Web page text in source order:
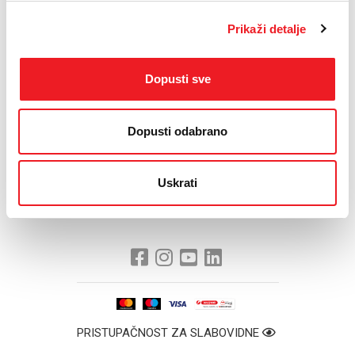
Prikaži detalje
Dopusti sve
Dopusti odabrano
Uskrati
najbolji način predstaviti u Bakuu. Vjerujem da će nastup biti
zapažen, a ono što bismo svi željeli je to da nam Maya 58.
Eurosong dovede u Bosnu i Hercegovinu”.
te nastupa u drugom polufinalu 24. svibnja. Pjesma Eurovizije je
najveći globalni medijski spektakl koji osim Europskog prvenstva u
gledalaca ispred malih ekrana.
PRISTUPAČNOST ZA SLABOVIDNE